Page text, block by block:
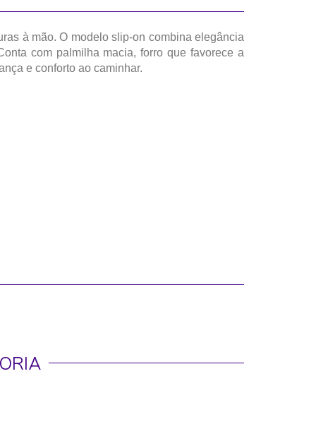
à mão. O modelo slip-on combina elegância
com palmilha macia, forro que favorece a
e conforto ao caminhar.